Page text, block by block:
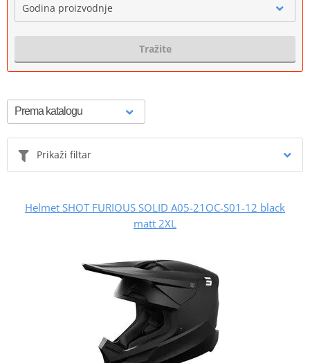
Godina proizvodnje
Tražite
Prikaži filtar
Helmet SHOT FURIOUS SOLID A05-21OC-S01-12 black
matt 2XL